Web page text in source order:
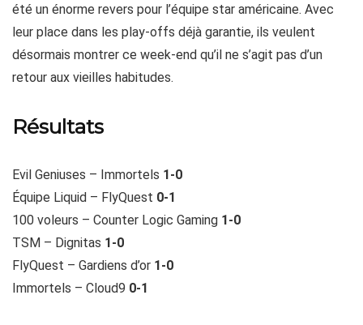
été un énorme revers pour l’équipe star américaine. Avec
leur place dans les play-offs déjà garantie, ils veulent
désormais montrer ce week-end qu’il ne s’agit pas d’un
retour aux vieilles habitudes.
Résultats
Evil Geniuses – Immortels 1-0
Équipe Liquid – FlyQuest 0-1
100 voleurs – Counter Logic Gaming 1-0
TSM – Dignitas 1-0
FlyQuest – Gardiens d’or 1-0
Immortels – Cloud9 0-1